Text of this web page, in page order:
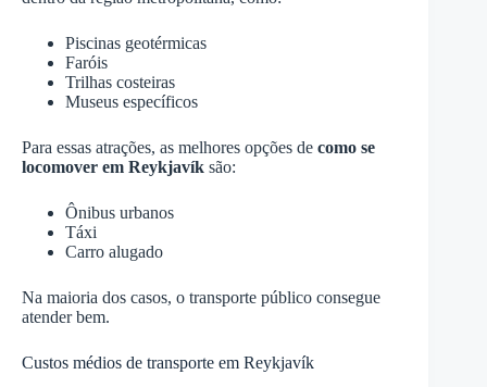
Piscinas geotérmicas
Faróis
Trilhas costeiras
Museus específicos
Para essas atrações, as melhores opções de como se
locomover em Reykjavík são:
Ônibus urbanos
Táxi
Carro alugado
Na maioria dos casos, o transporte público consegue
atender bem.
Custos médios de transporte em Reykjavík